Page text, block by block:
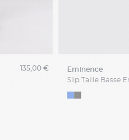
135,00 € eminence